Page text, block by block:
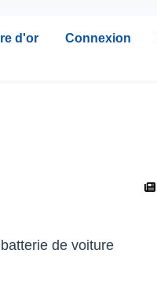
d'or Connexion
de voiture